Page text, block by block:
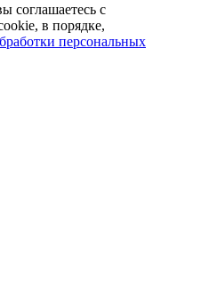
соглашаетесь с
в порядке,
персональных